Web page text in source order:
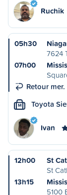
Ruchik
05h30
7624
07h00
Retour
M Toyota
Ivan
12h00
St
St
13h15
5100